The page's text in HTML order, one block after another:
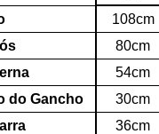
108cm
80cm
54cm
do Gancho
30cm
36cm